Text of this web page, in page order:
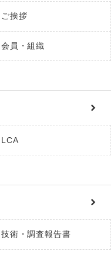
ご挨拶
会員・組織
LCA
技術・調査報告書